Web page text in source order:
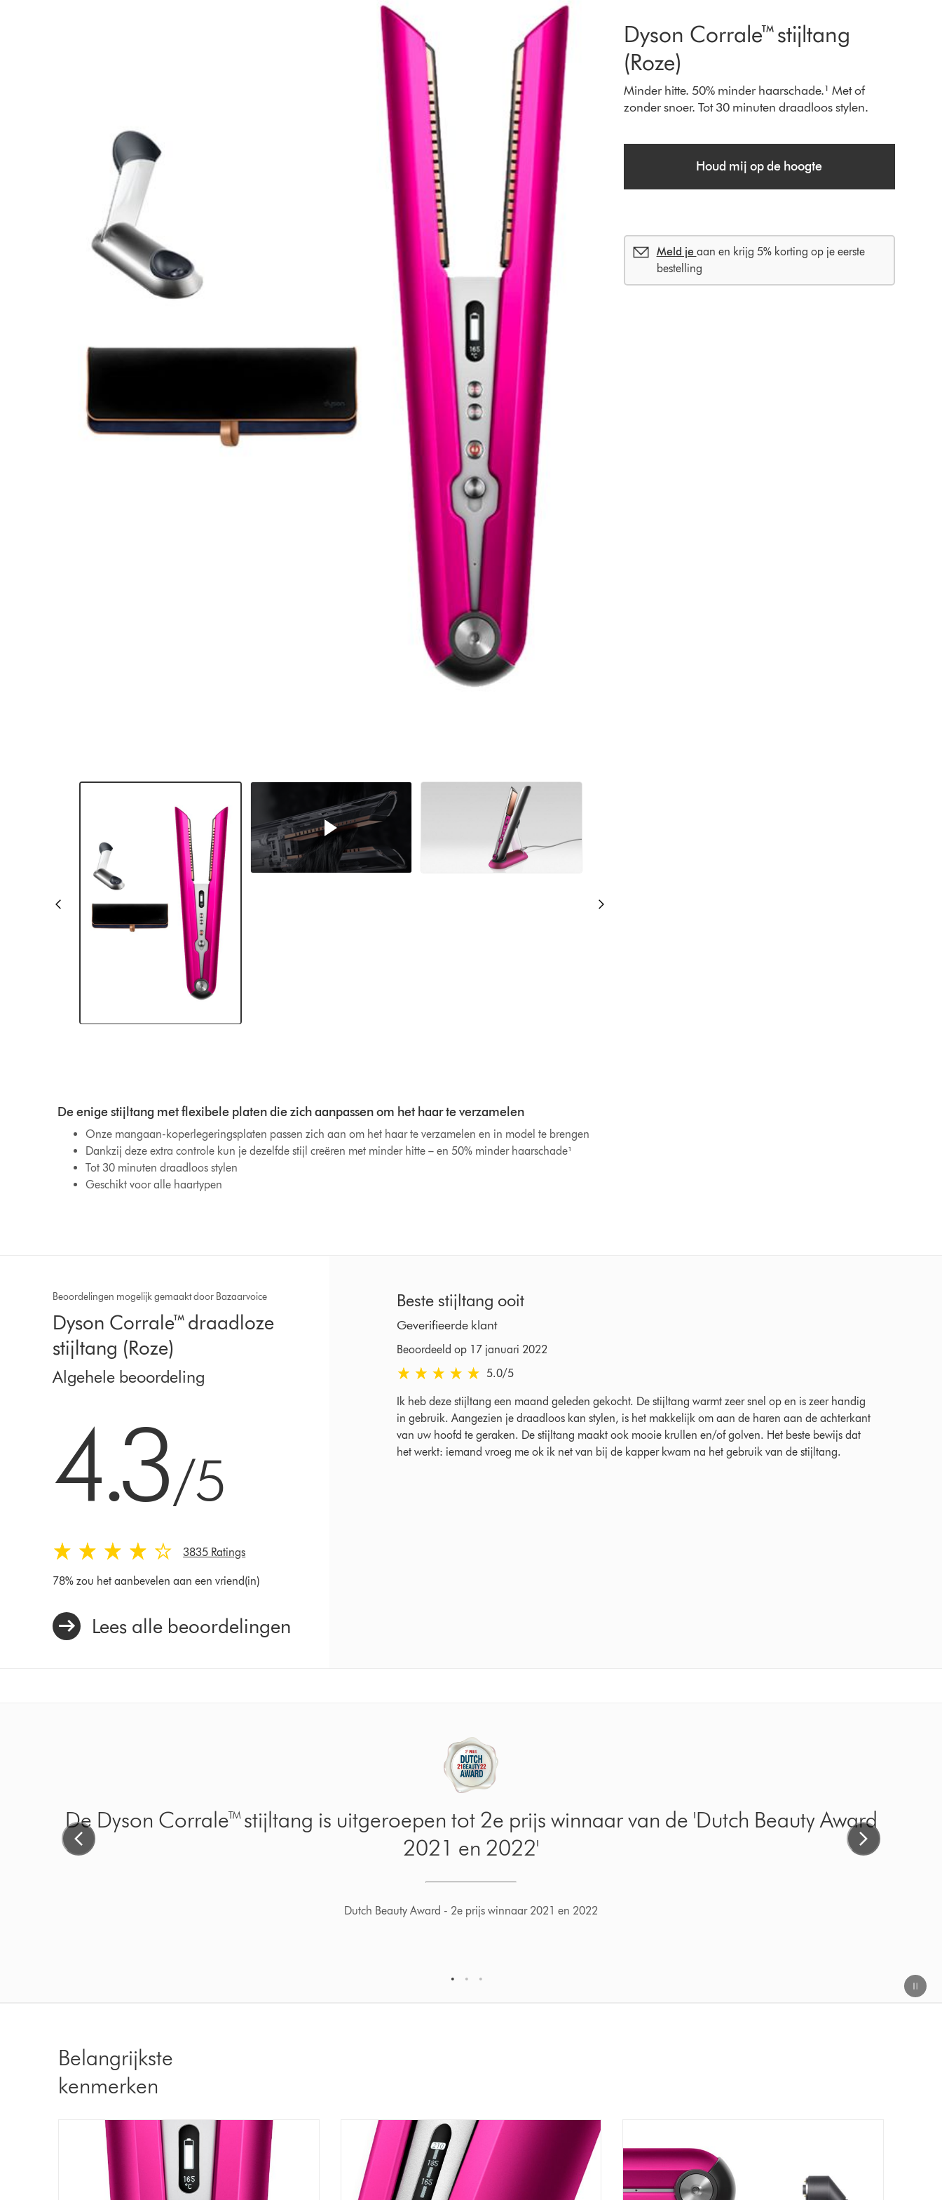
Dyson Corrale™ stijltang
(Roze)
Minder hitte. 50% minder haarschade.¹ Met of
zonder snoer. Tot 30 minuten draadloos stylen.
Houd mij op de hoogte
Meld je aan en krijg 5% korting op je eerste
bestelling
De enige stijltang met flexibele platen die zich aanpassen om het haar te verzamelen
Onze mangaan-koperlegeringsplaten passen zich aan om het haar te verzamelen en in model te brengen
Dankzij deze extra controle kun je dezelfde stijl creëren met minder hitte – en 50% minder haarschade¹
Tot 30 minuten draadloos stylen
Geschikt voor alle haartypen
Beoordelingen mogelijk gemaakt door Bazaarvoice
Dyson Corrale™ draadloze
stijltang (Roze)
Algehele beoordeling
4.3/5
3835 Ratings
78% zou het aanbevelen aan een vriend(in)
Lees alle beoordelingen
Beste stijltang ooit
Geverifieerde klant
Beoordeeld op 17 januari 2022
5.0 sterren van 5 van Beoordeeld op 17 januari 2022 Ratings
5.0/5
Ik heb deze stijltang een maand geleden gekocht. De stijltang warmt zeer snel op en is zeer handig
in gebruik. Aangezien je draadloos kan stylen, is het makkelijk om aan de haren aan de achterkant
van uw hoofd te geraken. De stijltang maakt ook mooie krullen en/of golven. Het beste bewijs dat
het werkt: iemand vroeg me ok ik net van bij de kapper kwam na het gebruik van de stijltang.
Dyson Corrale™ stijltang - winnaar van de 'ELLE International Beauty Awards
2021'
ELLE International Beauty Awards Winnaar 2021
1 2 3
Belangrijkste
kenmerken